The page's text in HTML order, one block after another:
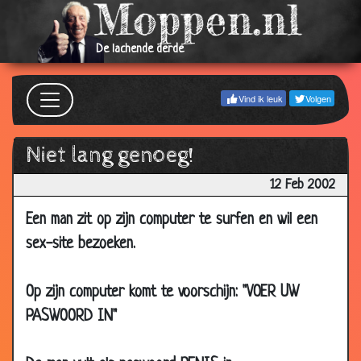
De lachende derde
Vind ik leuk Volgen
Niet lang genoeg!
12 Feb 2002
Een man zit op zijn computer te surfen en wil een
sex-site bezoeken.
Op zijn computer komt te voorschijn: "VOER UW
PASWOORD IN"
18 Feb
2002
Meisjesschepen
18 Feb
2002
2.55
18 Feb
2002
Raadsel 3.38
3.87
2002
Viagra
2002
15 Feb
Bejaarden